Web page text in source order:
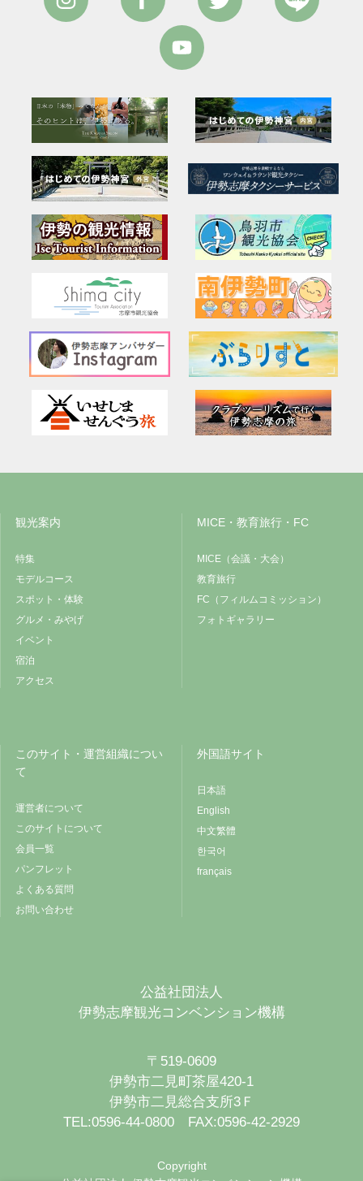
観光案内
特集
モデルコース
スポット・体験
グルメ・みやげ
イベント
宿泊
アクセス
MICE・教育旅行・FC
MICE（会議・大会）
教育旅行
FC（フィルムコミッション）
フォトギャラリー
このサイト・運営組織につい
て
運営者について
このサイトについて
会員一覧
パンフレット
よくある質問
お問い合わせ
外国語サイト
日本語
English
中文繁體
한국어
français
公益社団法人
伊勢志摩観光コンベンション機構
〒519-0609
伊勢市二見町茶屋420-1
伊勢市二見総合支所3Ｆ
TEL:0596-44-0800 FAX:0596-42-2929
Copyright